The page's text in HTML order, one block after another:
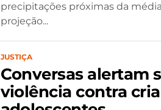
precipitações próximas da
projeção...
JUSTIÇA
Conversas alertam
violência contra